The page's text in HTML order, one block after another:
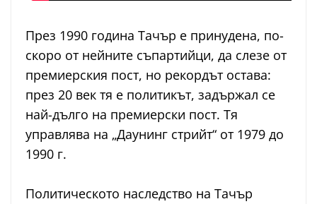
През 1990 година Тачър е принудена, по-
скоро от нейните съпартийци, да слезе от
премиерския пост, но рекордът остава:
през 20 век тя е политикът, задържал се
най-дълго на премиерски пост. Тя
управлява на „Даунинг стрийт“ от 1979 до
1990 г.
Политическото наследство на Тачър